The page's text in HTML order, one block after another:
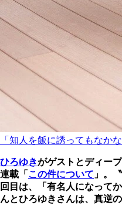
「知人を飯に誘ってもなか
ひろゆきがゲストとディー
連載「 この件について 」。
回目は、「有名人になって
んとひろゆきさんは、真逆